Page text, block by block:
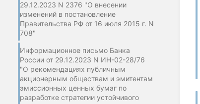
29.12.2023 N 2376 "О внесении
изменений в постановление
Правительства РФ от 16 июля 2015 г. N
708"
Информационное письмо Банка
России от 29.12.2023 N ИН-02-28/76
"О рекомендациях публичным
акционерным обществам и эмитентам
эмиссионных ценных бумаг по
разработке стратегии устойчивого